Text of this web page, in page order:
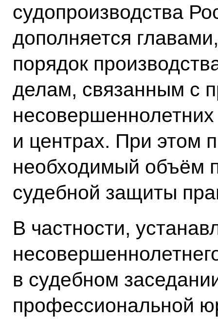
судопроизводства
дополняется
порядок
делам, связанным с
и центрах. При этом
необходимый объём
судебной защиты
В частности,
в судебном
профессиональной